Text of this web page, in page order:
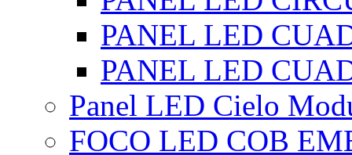
PANEL LED
PANEL LED
Panel LED Cielo
FOCO LED COB